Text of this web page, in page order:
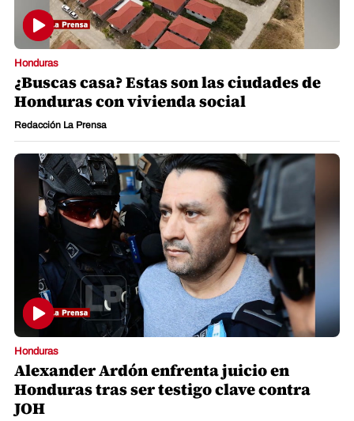
Honduras
¿Buscas casa? Estas son las ciudades de
Honduras con vivienda social
Redacción La Prensa
Honduras
Alexander Ardón enfrenta juicio en
Honduras tras ser testigo clave contra
JOH